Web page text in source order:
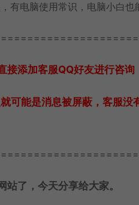
有电脑使用常识，电脑小白也
接添加客服QQ好友进行咨
可能是消息被屏蔽，客服没
了，今天分享给大家。